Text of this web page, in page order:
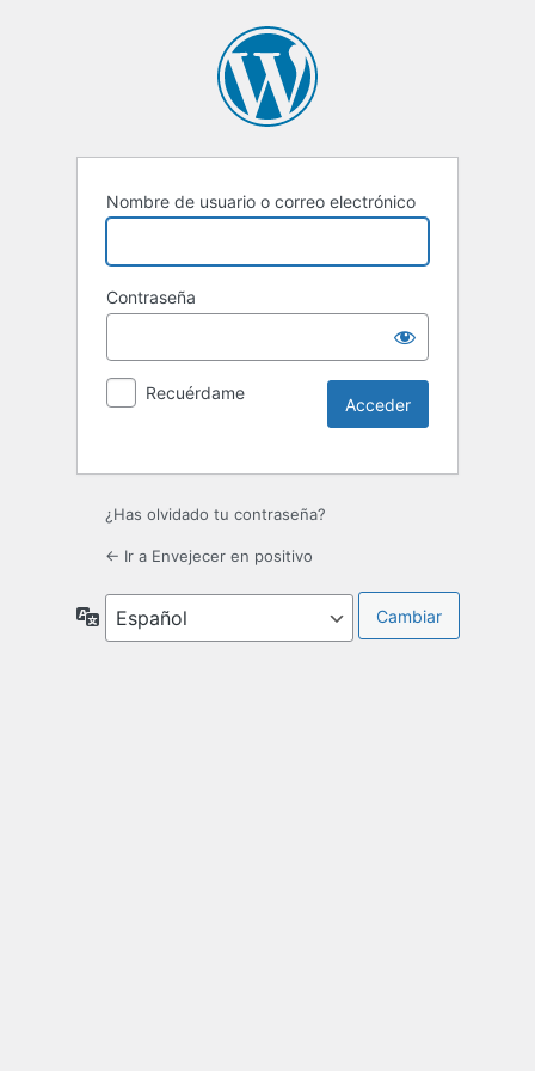
Nombre de usuario o correo electrónico
Contraseña
Recuérdame
¿Has olvidado tu contraseña?
← Ir a Envejecer en positivo
Idioma